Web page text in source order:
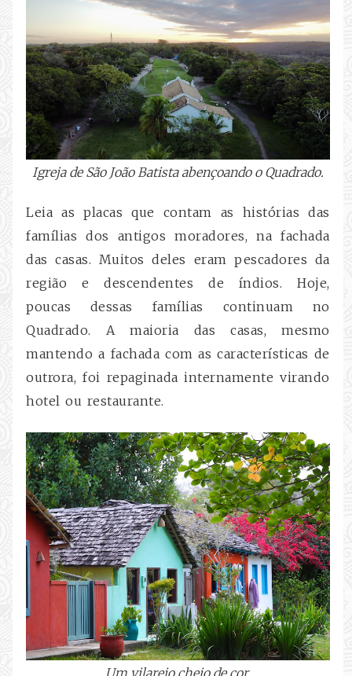
Igreja de São João Batista abençoando o Quadrado.
Leia as placas que contam as histórias das
famílias dos antigos moradores, na fachada
das casas. Muitos deles eram pescadores da
região e descendentes de índios. Hoje,
poucas dessas famílias continuam no
Quadrado. A maioria das casas, mesmo
mantendo a fachada com as características de
outrora, foi repaginada internamente virando
hotel ou restaurante.